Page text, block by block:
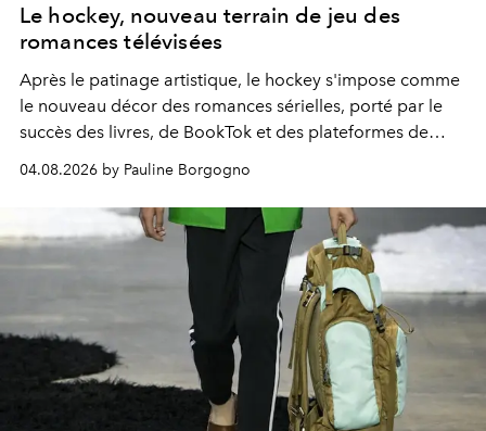
Le hockey, nouveau terrain de jeu des
romances télévisées
Après le patinage artistique, le hockey s'impose comme
le nouveau décor des romances sérielles, porté par le
succès des livres, de BookTok et des plateformes de
04.08.2026 by Pauline Borgogno